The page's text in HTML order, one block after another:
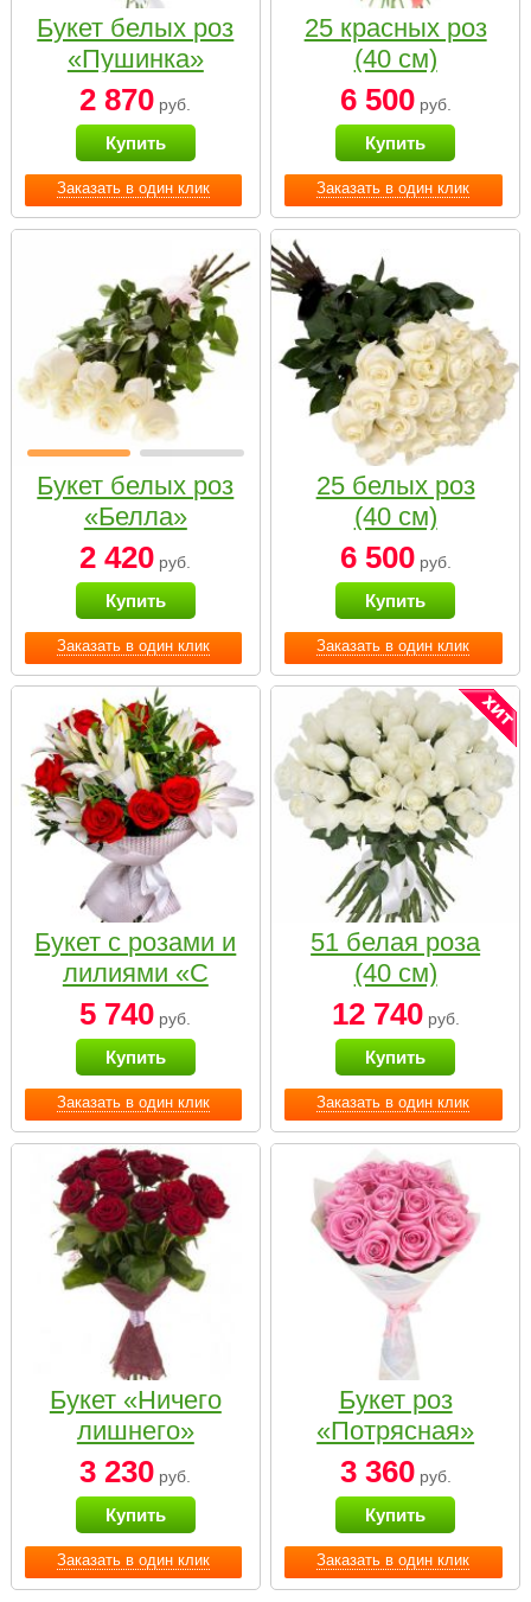
Заказать в один клик
Букет белых роз
«Пушинка»
2 870 руб.
Купить
Заказать в один клик
25 красных роз
(40 см)
6 500руб.
Купить
Заказать в один клик
Букет белых роз
«Белла»
2 420 руб.
Купить
Заказать в один клик
25 белых роз
(40 см)
6 500руб.
Купить
Заказать в один клик
Букет с розами и
лилиями «С
наилучшими
пожеланиями»
5 740 руб.
Купить
Заказать в один клик
51 белая роза
(40 см)
12 740руб.
Купить
Заказать в один клик
Букет «Ничего
лишнего»
3 230 руб.
Купить
Заказать в один клик
Букет роз
«Потрясная»
3 360руб.
Купить